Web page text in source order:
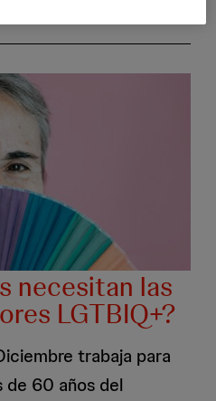
necesitan las
LGTBIQ+?
trabaja para
de 60 años del